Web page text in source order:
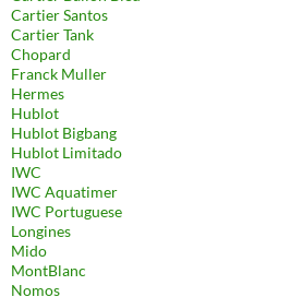
Cartier Santos
Cartier Tank
Chopard
Franck Muller
Hermes
Hublot
Hublot Bigbang
Hublot Limitado
IWC
IWC Aquatimer
IWC Portuguese
Longines
Mido
MontBlanc
Nomos